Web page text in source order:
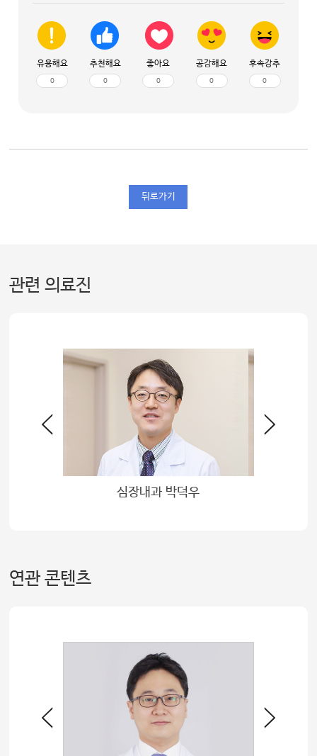
유용해요
0
추천해요
0
좋아요
0
공감해요
0
후속강추
0
뒤로가기
관련 의료진
심장내과 박덕우
연관 콘텐츠